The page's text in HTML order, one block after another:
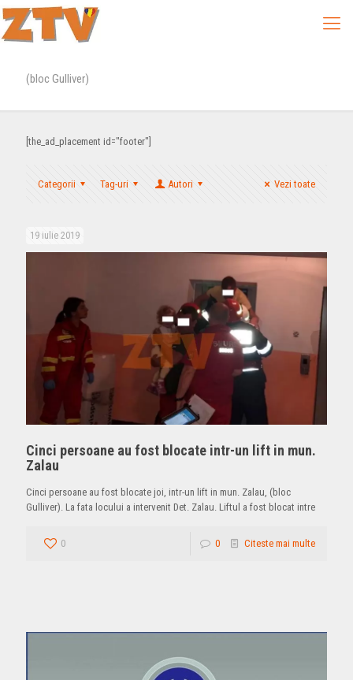
(bloc Gulliver)
[the_ad_placement id="footer"]
Categorii Tag-uri Autori Vezi toate
19 iulie 2019
Cinci persoane au fost blocate intr-un lift in mun.
Zalau
Cinci persoane au fost blocate joi, intr-un lift in mun. Zalau, (bloc
Gulliver). La fata locului a intervenit Det. Zalau. Liftul a fost blocat intre
0 0 Citeste mai multe